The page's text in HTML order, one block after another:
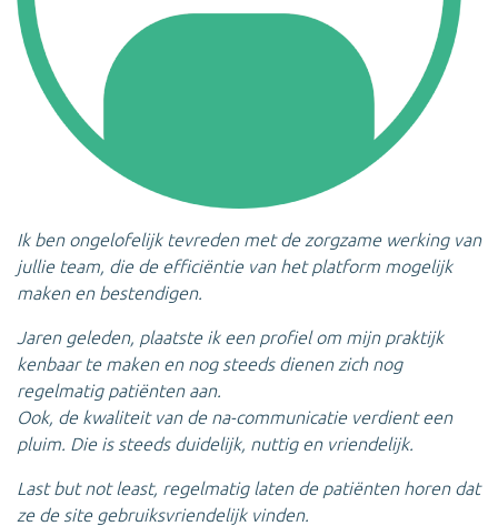
Ik ben ongelofelijk tevreden met de zorgzame werking van
jullie team, die de efficiëntie van het platform mogelijk
maken en bestendigen.
Jaren geleden, plaatste ik een profiel om mijn praktijk
kenbaar te maken en nog steeds dienen zich nog
regelmatig patiënten aan.
Ook, de kwaliteit van de na-communicatie verdient een
pluim. Die is steeds duidelijk, nuttig en vriendelijk.
Last but not least, regelmatig laten de patiënten horen dat
ze de site gebruiksvriendelijk vinden.